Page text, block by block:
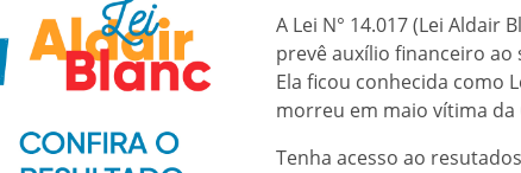
A Lei N° 14.017 (Lei
prevê auxílio financeiro
Ela ficou conhecida como
morreu em maio vítima da
Tenha acesso ao